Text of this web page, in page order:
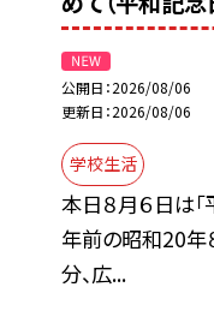
公開日 2026/08/06
更新日 2026/08/06
学校生活
本日８月６日は「
年前の昭和20年
分、広...